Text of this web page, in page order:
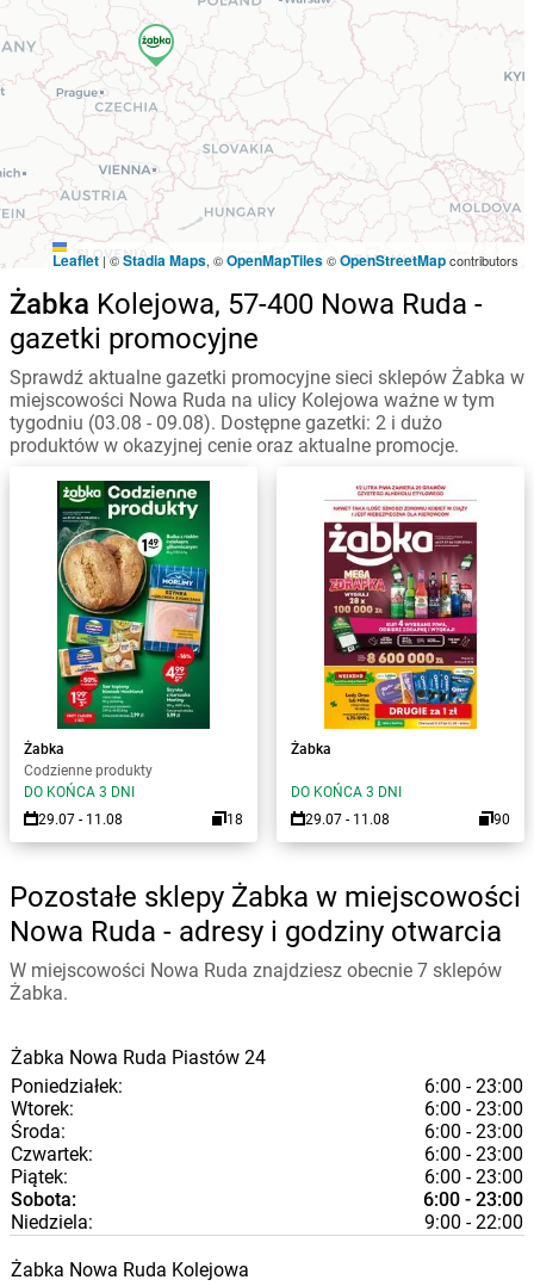
Leaflet |©Stadia Maps, ©OpenMapTiles©OpenStreetMapcontributors
Żabka Kolejowa, 57-400 Nowa Ruda -
gazetki promocyjne
Sprawdź aktualne gazetki promocyjne sieci sklepów Żabka w
miejscowości Nowa Ruda na ulicy Kolejowa ważne w tym
tygodniu (03.08 - 09.08). Dostępne gazetki: 2 i dużo
produktów w okazyjnej cenie oraz aktualne promocje.
Żabka
Codzienne produkty
DO KOŃCA 3 DNI
29.07 - 11.08
18
Żabka
DO KOŃCA 3 DNI
29.07 - 11.08
90
Pozostałe sklepy Żabka w miejscowości
Nowa Ruda - adresy i godziny otwarcia
W miejscowości Nowa Ruda znajdziesz obecnie 7 sklepów
Żabka.
Żabka Nowa Ruda Piastów 24
Poniedziałek:
6:00 - 23:00
Wtorek:
6:00 - 23:00
Środa:
6:00 - 23:00
Czwartek:
6:00 - 23:00
Piątek:
6:00 - 23:00
Sobota:
6:00 - 23:00
Niedziela:
9:00 - 22:00
Żabka Nowa Ruda Kolejowa